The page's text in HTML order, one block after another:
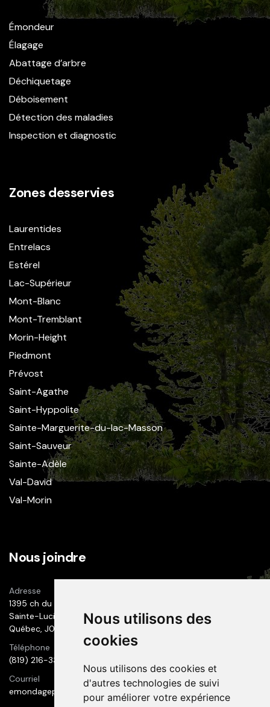
Nous utilisons des
cookies
Nous utilisons des cookies et
d'autres technologies de suivi
pour améliorer votre expérience
Émondeur
Élagage
Abattage d’arbre
Déchiquetage
Déboisement
Détection des maladies
Inspection et diagnostic
Zones desservies
Laurentides
Entrelacs
Estérel
Lac-Supérieur
Mont-Blanc
Mont-Tremblant
Morin-Height
Piedmont
Prévost
Saint-Agathe
Saint-Hyppolite
Sainte-Marguerite-du-lac-Masson
Saint-Sauveur
Sainte-Adèle
Val-David
Val-Morin
Nous joindre
Adresse
1395 ch du 1er-Rang
Sainte-Lucie des Laurentides
Québec, J0T 2J0
Téléphone
(819) 216-3300
Courriel
emondageprestige@hotmail.com